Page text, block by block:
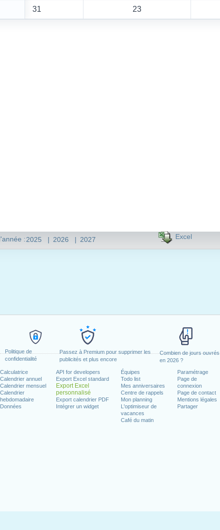
Politique de
confidentialité
Passez à Premium pour supprimer les
publicités et plus encore
Combien de jours ouvrés
en 2026 ?
Calculatrice
Calendrier annuel
Calendrier mensuel
Calendrier
hebdomadaire
Données
API for developers
Export Excel standard
Export Excel
personnalisé
Export calendrier PDF
Intégrer un widget
Équipes
Todo list
Mes anniversaires
Centre de rappels
Mon planning
L'optimiseur de
vacances
Café du matin
Paramétrage
Page de
connexion
Page de contact
Mentions légales
Partager
:2025 | 2026 | 2027 Excel
31 23